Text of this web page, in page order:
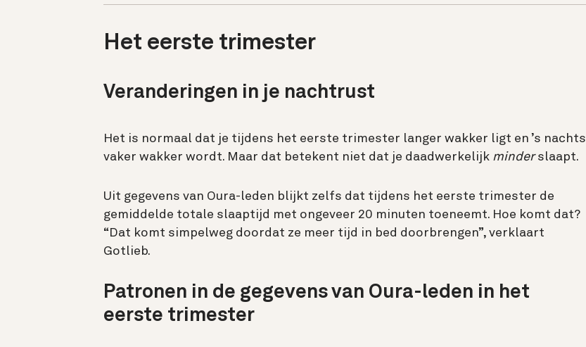
Het eerste trimester
Veranderingen in je nachtrust
Het is normaal dat je tijdens het eerste trimester langer wakker ligt en ’s nachts
vaker wakker wordt. Maar dat betekent niet dat je daadwerkelijk minderslaapt.
Uit gegevens van Oura-leden blijkt zelfs dat tijdens het eerste trimester de
gemiddelde totale slaaptijd met ongeveer 20 minuten toeneemt. Hoe komt dat?
“Dat komt simpelweg doordat ze meer tijd in bed doorbrengen”, verklaart
Gotlieb.
Patronen in de gegevens van Oura-leden in het
eerste trimester